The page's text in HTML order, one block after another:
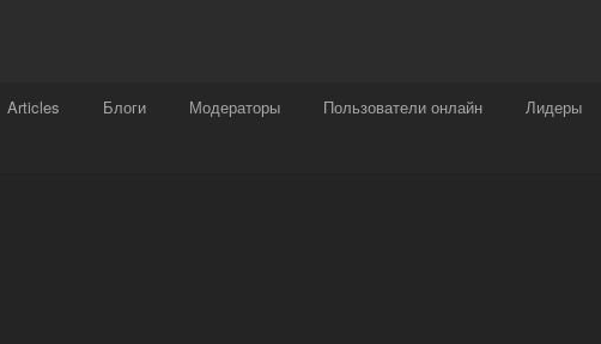
Articles Блоги Модераторы Пользователи онлайн Лидеры
Магазин Награды Чат Больше